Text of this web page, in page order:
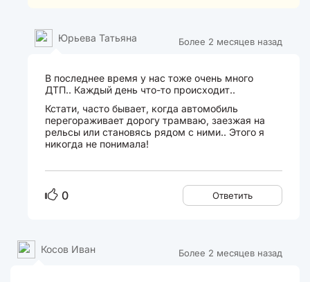
Более 2 месяцев назад
Юрьева Татьяна
В последнее время у нас тоже очень много
ДТП.. Каждый день что-то происходит..
Кстати, часто бывает, когда автомобиль
перегораживает дорогу трамваю, заезжая на
рельсы или становясь рядом с ними.. Этого я
никогда не понимала!
0 Ответить
Более 2 месяцев назад
Косов Иван